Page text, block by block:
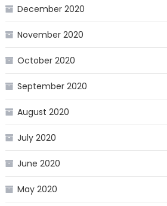
December 2020
November 2020
October 2020
September 2020
August 2020
July 2020
June 2020
May 2020